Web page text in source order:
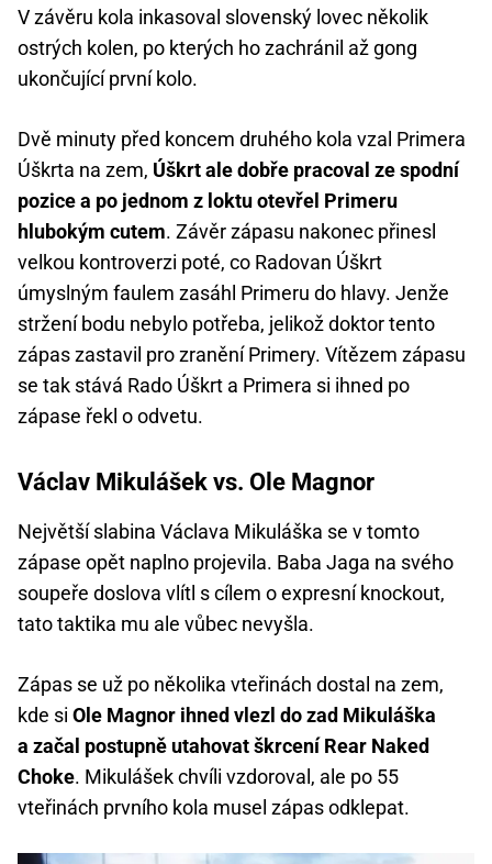
V závěru kola inkasoval slovenský lovec několik
ostrých kolen, po kterých ho zachránil až gong
ukončující první kolo.
Dvě minuty před koncem druhého kola vzal Primera
Úškrta na zem, Úškrt ale dobře pracoval ze spodní
pozice a po jednom z loktu otevřel Primeru
hlubokým cutem. Závěr zápasu nakonec přinesl
velkou kontroverzi poté, co Radovan Úškrt
úmyslným faulem zasáhl Primeru do hlavy. Jenže
stržení bodu nebylo potřeba, jelikož doktor tento
zápas zastavil pro zranění Primery. Vítězem zápasu
se tak stává Rado Úškrt a Primera si ihned po
zápase řekl o odvetu.
Václav Mikulášek vs. Ole Magnor
Největší slabina Václava Mikuláška se v tomto
zápase opět naplno projevila. Baba Jaga na svého
soupeře doslova vlítl s cílem o expresní knockout,
tato taktika mu ale vůbec nevyšla.
Zápas se už po několika vteřinách dostal na zem,
kde si Ole Magnor ihned vlezl do zad Mikuláška
a začal postupně utahovat škrcení Rear Naked
Choke. Mikulášek chvíli vzdoroval, ale po 55
vteřinách prvního kola musel zápas odklepat.